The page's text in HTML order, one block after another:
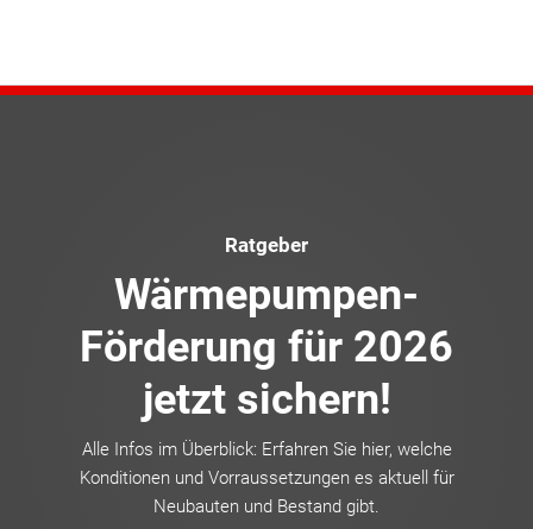
Ratgeber
Wärmepumpen-
Förderung für 2026
jetzt sichern!
Alle Infos im Überblick: Erfahren Sie hier, welche
Konditionen und Vorraussetzungen es aktuell für
Neubauten und Bestand gibt.